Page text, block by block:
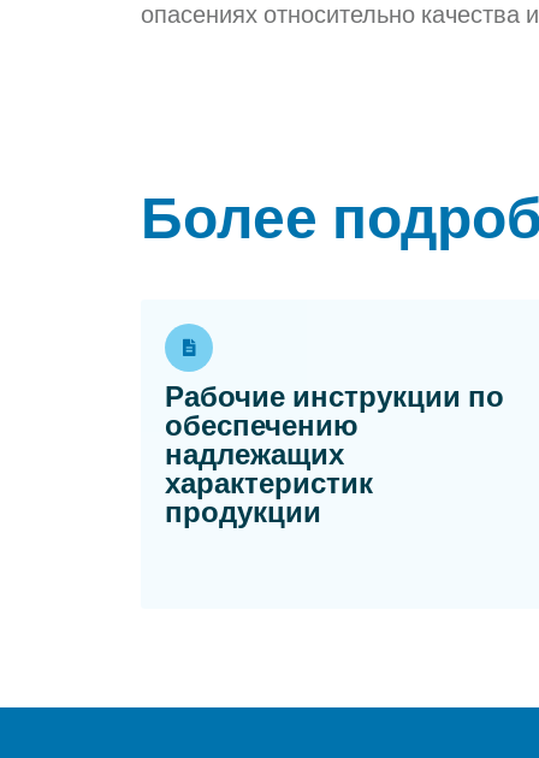
опасениях относительно качества
Более
Рабочие инструкции по
обеспечению
надлежащих
характеристик
продукции